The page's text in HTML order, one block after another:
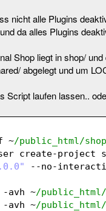
nicht alle Plugins
da alles Plugins
Shop liegt in shop/
abgelegt und um
Script laufen lassen..
~/public_html/shop
create-project
--no-
-avh ~/public_html/
-avh ~/public_html/